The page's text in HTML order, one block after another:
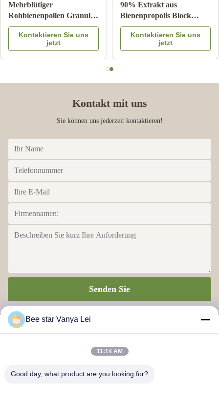
Mehrblütiger
Rohbienenpollen Granulat
25kg Karton
Nahrungsergänzungsmittel
Kontaktieren Sie uns
jetzt
90% Extrakt aus
Bienenpropolis Block
Bienenprodukte für die
Gesundheitsversorgung
aus Bienenstern
Kontaktieren Sie uns
jetzt
Kontakt mit uns
Sie können uns jederzeit kontaktieren!
Senden Sie
BIENEN-STERN, ZUM IHRES WUNDERBAREN HONIG-
Bee star Vanya Lei
11:14 AM
Good day, what product are you looking for?